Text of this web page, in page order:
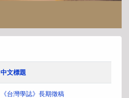
中文標題
《台灣學誌》長期徵稿